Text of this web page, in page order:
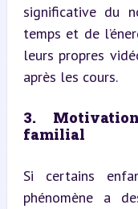
significative du
temps et de
leurs propres
après les cours.
3.
familial
Si certains
phénomène a